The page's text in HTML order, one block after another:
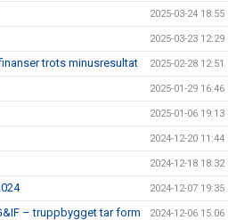
2025-03-24 18:55
2025-03-23 12:29
trots minusresultat 2025-02-28 12:51
2025-01-29 16:46
2025-01-06 19:13
2024-12-20 11:44
2024-12-18 18:32
2024-12-07 19:35
– truppbygget tar form 2024-12-06 15:06